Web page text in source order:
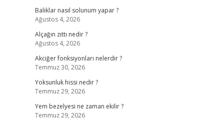
Balıklar nasıl solunum yapar ?
Ağustos 4, 2026
Alçağın zıttı nedir ?
Ağustos 4, 2026
Akciğer fonksiyonları nelerdir ?
Temmuz 30, 2026
Yoksunluk hissi nedir ?
Temmuz 29, 2026
Yem bezelyesi ne zaman ekilir ?
Temmuz 29, 2026